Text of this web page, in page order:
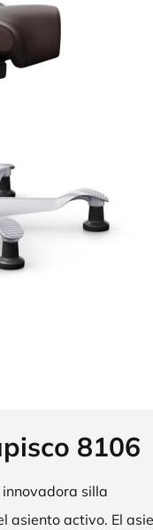
8106
innovadora silla
asiento activo. El